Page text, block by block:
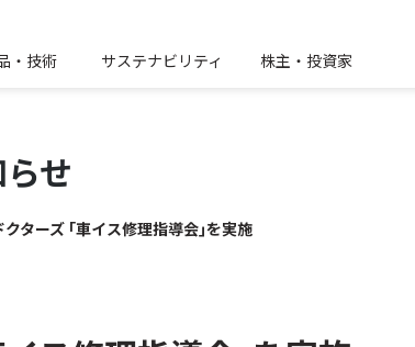
・技術 サステナビリティ 株主・投資家
せ
ターズ ｢車イス修理指導会｣を実施